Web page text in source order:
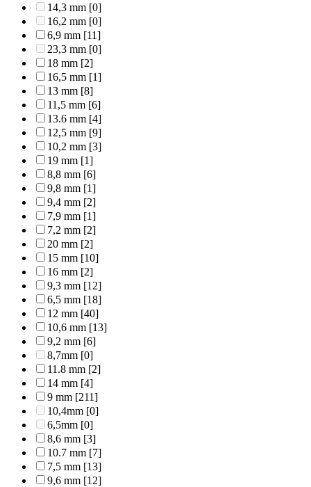
14,3 mm [0]
16,2 mm [0]
6,9 mm [11]
23,3 mm [0]
18 mm [2]
16,5 mm [1]
13 mm [8]
11,5 mm [6]
13.6 mm [4]
12,5 mm [9]
10,2 mm [3]
19 mm [1]
8,8 mm [6]
9,8 mm [1]
9,4 mm [2]
7,9 mm [1]
7,2 mm [2]
20 mm [2]
15 mm [10]
16 mm [2]
9,3 mm [12]
6,5 mm [18]
12 mm [40]
10,6 mm [13]
9,2 mm [6]
8,7mm [0]
11.8 mm [2]
14 mm [4]
9 mm [211]
10,4mm [0]
6,5mm [0]
8,6 mm [3]
10.7 mm [7]
7,5 mm [13]
9,6 mm [12]